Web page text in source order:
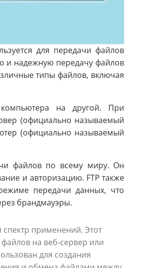
для передачи файлов
и надежную передачу файлов
типы файлов, включая
на другой. При
(официально называемый
(официально называемый
файлов по всему миру. Он
и авторизацию. FTP также
передачи данных, что
брандмауэры.
применений. Этот
на веб-сервер или
для создания